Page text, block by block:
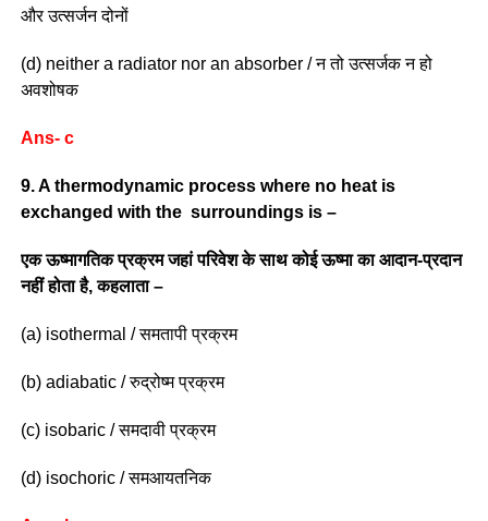
और उत्सर्जन दोनों
(d) neither a radiator nor an absorber / न तो उत्सर्जक न हो
अवशोषक
Ans- c
9. A thermodynamic process where no heat is
exchanged with the surroundings is –
एक ऊष्मागतिक प्रक्रम जहां परिवेश के साथ कोई ऊष्मा का आदान-प्रदान
नहीं होता है, कहलाता –
(a) isothermal / समतापी प्रक्रम
(b) adiabatic / रुद्रोष्म प्रक्रम
(c) isobaric / समदावी प्रक्रम
(d) isochoric / समआयतनिक